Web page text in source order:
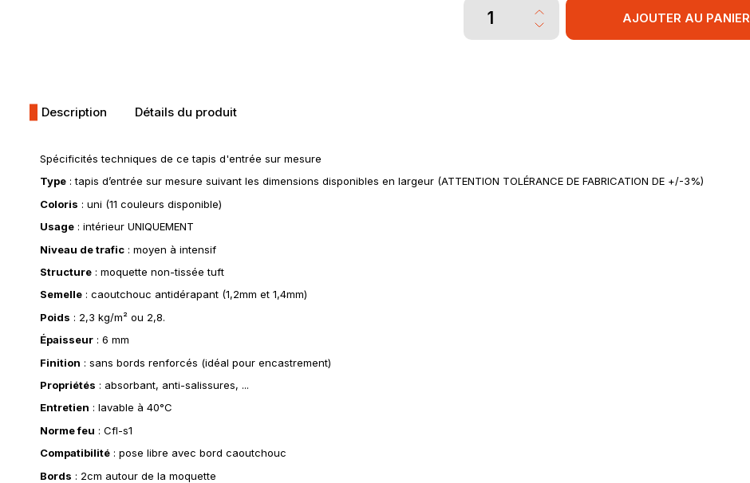
AJOUTER AU PANIER
Description Détails du produit
Spécificités techniques de ce tapis d'entrée sur mesure
Type : tapis d’entrée sur mesure suivant les dimensions disponibles en largeur (ATTENTION TOLÉRANCE DE FABRICATION DE +/-3%)
Coloris : uni (11 couleurs disponible)
Usage : intérieur UNIQUEMENT
Niveau de trafic : moyen à intensif
Structure : moquette non-tissée tuft
Semelle : caoutchouc antidérapant (1,2mm et 1,4mm)
Poids : 2,3 kg/m² ou 2,8.
Épaisseur : 6 mm
Finition : sans bords renforcés (idéal pour encastrement)
Propriétés : absorbant, anti-salissures, ...
Entretien : lavable à 40°C
Norme feu : Cfl-s1
Compatibilité : pose libre avec bord caoutchouc
Bords : 2cm autour de la moquette